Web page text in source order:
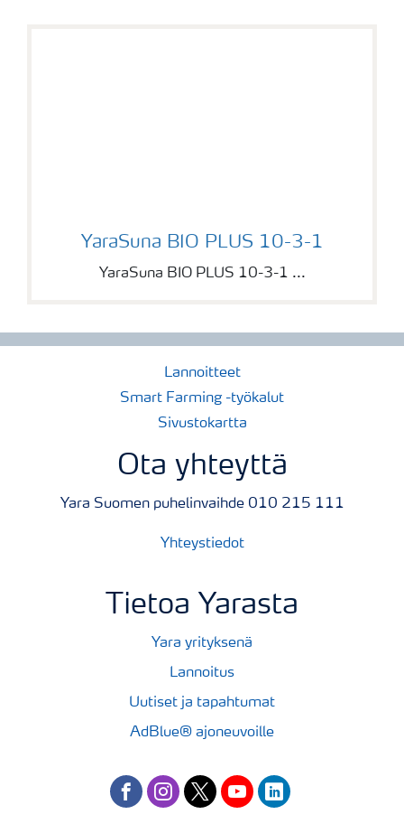
YaraSuna BIO PLUS 10-3-1
YaraSuna BIO PLUS 10-3-1
YaraSuna BIO PLUS 10-3-1 ...
Lannoitteet
Smart Farming -työkalut
Sivustokartta
Ota yhteyttä
Yara Suomen puhelinvaihde 010 215 111
Yhteystiedot
Tietoa Yarasta
Yara yrityksenä
Lannoitus
Uutiset ja tapahtumat
AdBlue® ajoneuvoille
facebookinstagram
twitteryoutubelinkedin